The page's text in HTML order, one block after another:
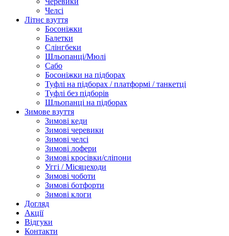
Челсі
Літнє взуття
Босоніжки
Балетки
Слінгбеки
Шльопанці/Мюлі
Сабо
Босоніжки на підборах
Туфлі на підборах / платформі / танкетці
Туфлі без підборів
Шльопанці на підборах
Зимове взуття
Зимові кеди
Зимові черевики
Зимові челсі
Зимові лофери
Зимові кросівки/сліпони
Уггі / Місяцеходи
Зимові чоботи
Зимові ботфорти
Зимові клоги
Догляд
Акції
Відгуки
Контакти